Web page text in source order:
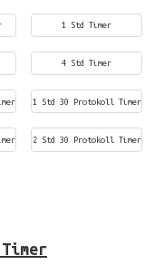
1 Std Timer
4 Std Timer
1 Std 30 Protokoll Timer
2 Std 30 Protokoll Timer